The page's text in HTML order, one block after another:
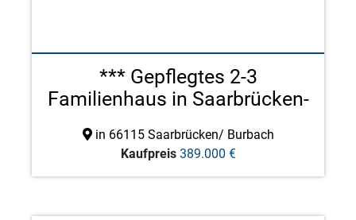
*** Gepflegtes 2-3
Familienhaus in Saarbrücken-
in 66115 Saarbrücken/ Burbach
Kaufpreis 389.000 €